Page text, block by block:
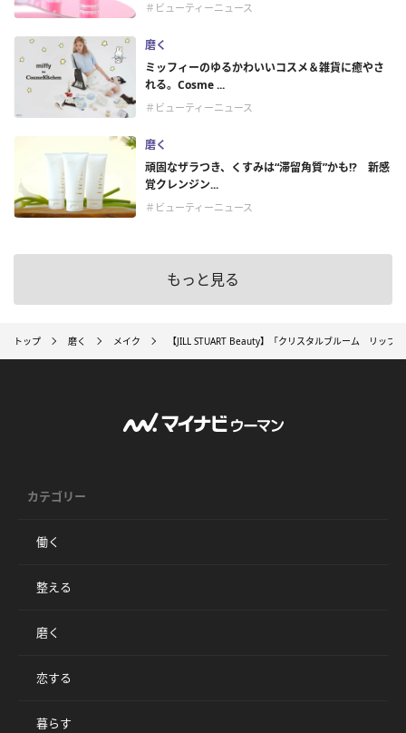
＃ビューティーニュース
磨く
ミッフィーのゆるかわいいコスメ＆雑貨に癒やさ
れる。Cosme ...
＃ビューティーニュース
磨く
頑固なザラつき、くすみは“滞留角質”かも!? 新感
覚クレンジン...
＃ビューティーニュース
もっと見る
トップ 磨く メイク 【JILL STUART Beauty】「クリスタルブルーム リップ
カテゴリー
働く
整える
磨く
恋する
暮らす